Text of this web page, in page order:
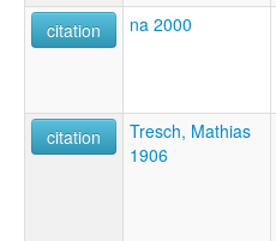
citation
na 2000
citation
Tresch, Mathias
1906